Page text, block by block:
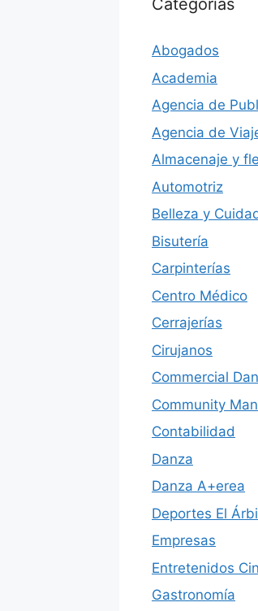
Categorías
Abogados
Academia
Agencia de
Agencia de
Almacenaje y
Automotriz
Belleza y
Bisutería
Carpinterías
Centro Médico
Cerrajerías
Cirujanos
Commercial
Community
Contabilidad
Danza
Danza A+erea
Deportes El
Empresas
Entretenidos
Gastronomía